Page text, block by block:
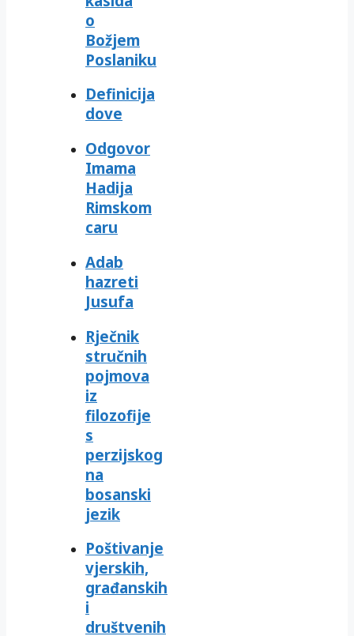
o
Božjem
Poslaniku
Definicija
dove
Odgovor
Imama
Hadija
Rimskom
caru
Adab
hazreti
Jusufa
Rječnik
stručnih
pojmova
iz
filozofije
s
perzijskog
na
bosanski
jezik
Poštivanje
vjerskih,
građanskih
i
društvenih